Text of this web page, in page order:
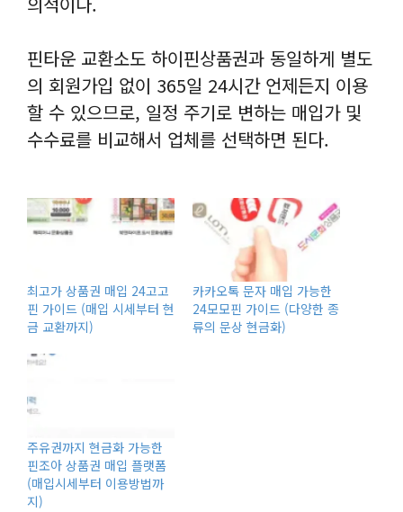
핀타운 교환소도 하이핀상품권과 동일하게 별도
의 회원가입 없이 365일 24시간 언제든지 이용
할 수 있으므로, 일정 주기로 변하는 매입가 및
수수료를 비교해서 업체를 선택하면 된다.
최고가 상품권 매입 24고고
핀 가이드 (매입 시세부터 현
금 교환까지)
카카오톡 문자 매입 가능한
24모모핀 가이드 (다양한 종
류의 문상 현금화)
주유권까지 현금화 가능한
핀조아 상품권 매입 플랫폼
(매입시세부터 이용방법까
지)